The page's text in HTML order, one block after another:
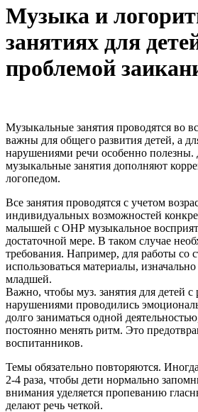
Музыка и
занятиях для
проблемой
Музыкальные занятия проводятся во
важны для общего развития детей, а
нарушениями речи особенно полезны.
музыкальные занятия дополняют
логопедом.
Все занятия проводятся с учетом
индивидуальных возможностей
малышей с ОНР музыкальное
достаточной мере. В таком случае
требования. Например, для работы со
использоваться материалы,
младшей.
Важно, чтобы муз. занятия для детей с
нарушениями проводились
долго заниматься одной
постоянно менять ритм. Это
воспитанников.
Темы обязательно повторяются.
2-4 раза, чтобы дети нормально
внимания уделяется пропеванию
делают речь четкой.